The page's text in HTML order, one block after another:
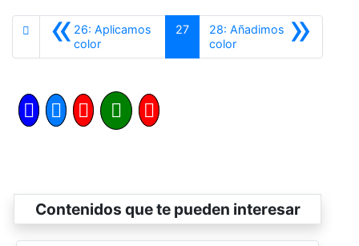
«26: Aplicamos
colorAnterior
27 »
28: Añadimos
colorSiguiente
Contenidos que te pueden interesar